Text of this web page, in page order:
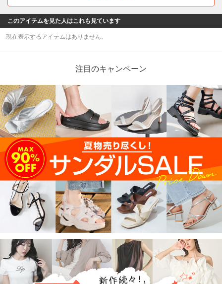
このアイテムを見た人はこれも見ています
現在表示するアイテムはありません。
注目のキャンペーン